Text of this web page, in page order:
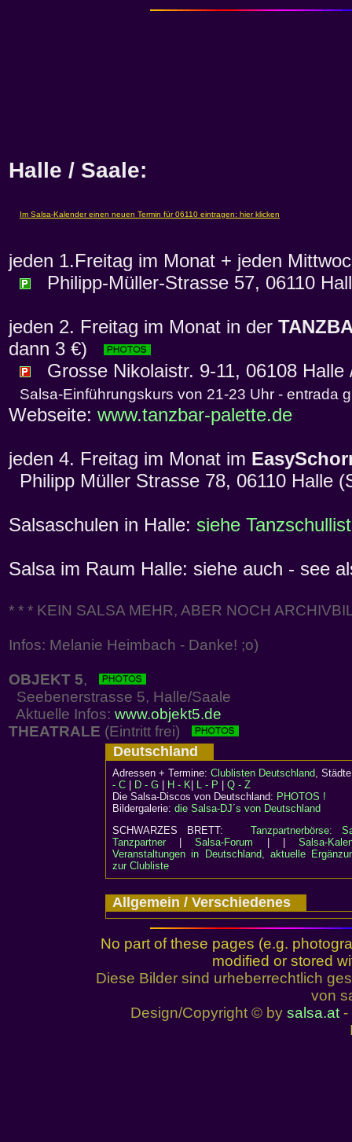
Halle / Saale:
jeden 1.Freitag im Monat + jeden
Philipp-Müller-Strasse 57, 06110
jeden 2. Freitag im Monat in der
dann 3 €)
Grosse Nikolaistr. 9-11, 06108 Halle
Salsa-Einführungskurs von 21-23 Uhr - entrada
Webseite: www.tanzbar-palette.de
jeden 4. Freitag im Monat im
Philipp Müller Strasse 78, 06110 Halle
Salsaschulen in Halle: siehe
Salsa im Raum Halle: siehe auch - see
* * * KEIN SALSA MEHR, ABER NOCH
Infos: Melanie Heimbach - Danke! ;o)
OBJEKT 5,
Seebenerstrasse 5, Halle/Saale
Aktuelle Infos: www.objekt5.de
THEATRALE (Eintritt frei)
Deutschland
Adressen + Termine: Clublisten Deutschland,
- C
D - G H - K L - P
Q - Z
Die Salsa-Discos von Deutschland: PHOTOS !
Bildergalerie: die Salsa-DJ´s von Deutschland
SCHWARZES BRETT:Tanzpartnerbörse:
Tanzpartner|Salsa-Forum | |Salsa-
Veranstaltungen in Deutschland, aktuelle
zur Clubliste
Allgemein / Verschiedenes
No part of these pages (e.g.
modified or stored
Diese Bilder sind urheberrechtlich
von
Design/Copyright © by salsa.at-